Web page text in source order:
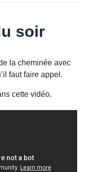
soir
la cheminée avec
faut faire appel.
cette vidéo.